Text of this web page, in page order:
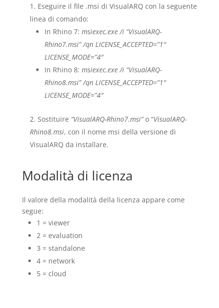
Eseguire il file .msi di VisualARQ con la seguente
linea di comando:
In Rhino 7: msiexec.exe /i “VisualARQ-
Rhino7.msi” /qn LICENSE_ACCEPTED=”1″
LICENSE_MODE=”4″
In Rhino 8: msiexec.exe /i “VisualARQ-
Rhino8.msi” /qn LICENSE_ACCEPTED=”1″
LICENSE_MODE=”4″
Sostituire “VisualARQ-Rhino7.msi”o “VisualARQ-
Rhino8.msi, con il nome msi della versione di
VisualARQ da installare.
Modalità di licenza
Il valore della modalità della licenza appare come
segue:
1 = viewer
2 = evaluation
3 = standalone
4 = network
5 = cloud